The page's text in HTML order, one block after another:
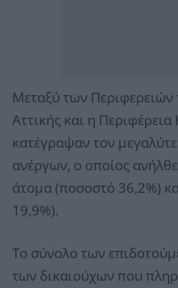
Μεταξύ των Περιφερειών
Αττικής και η
κατέγραψαν τον
ανέργων, ο οποίος
άτομα (ποσοστό 36,2%)
19,9%).
Το σύνολο των
των δικαιούχων που